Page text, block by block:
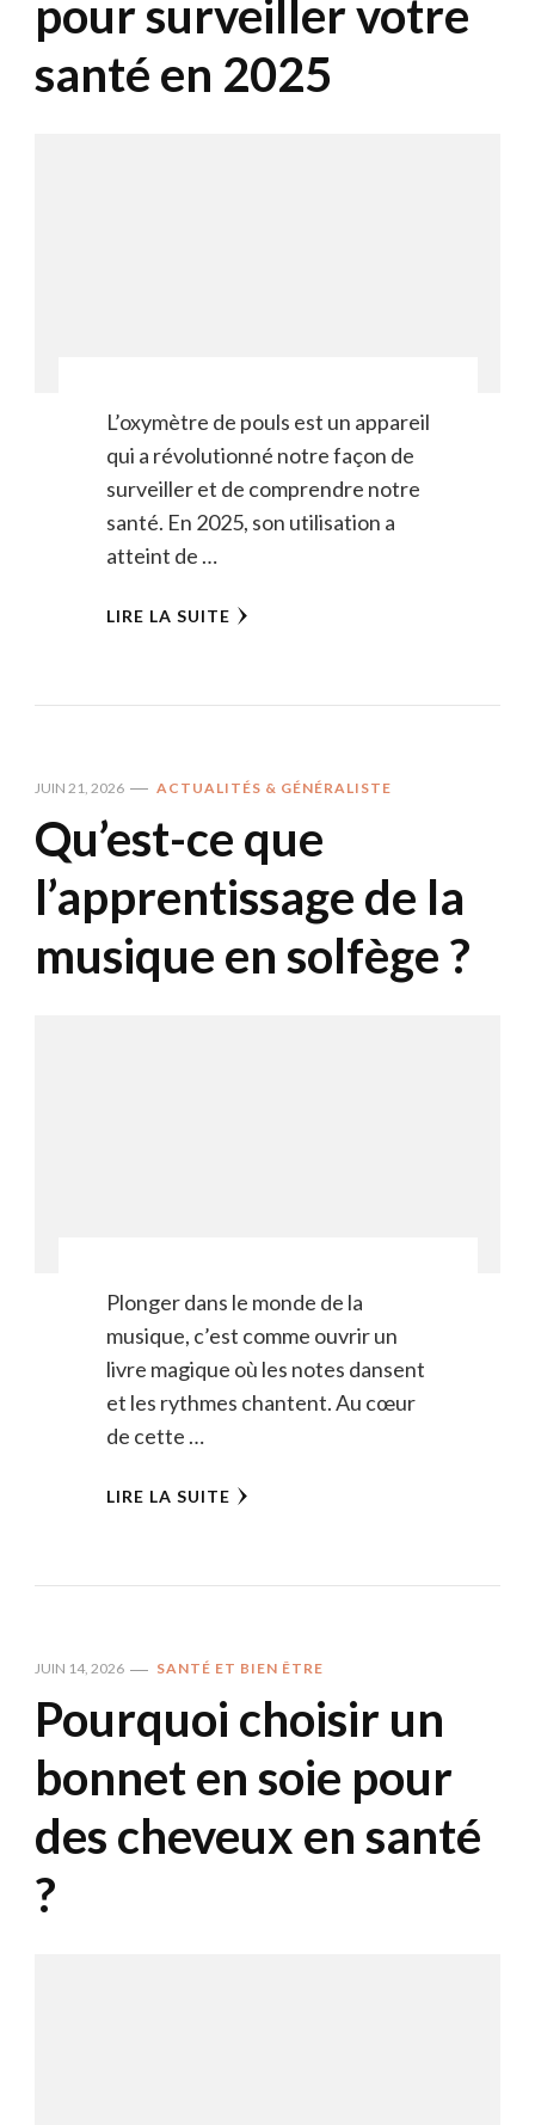
pour surveiller votre
santé en 2025
L’oxymètre de pouls est un appareil
qui a révolutionné notre façon de
surveiller et de comprendre notre
santé. En 2025, son utilisation a
atteint de …
LIRE LA SUITE
JUIN 21, 2026 ACTUALITÉS & GÉNÉRALISTE
Qu’est-ce que
l’apprentissage de la
musique en solfège ?
Plonger dans le monde de la
musique, c’est comme ouvrir un
livre magique où les notes dansent
et les rythmes chantent. Au cœur
de cette …
LIRE LA SUITE
JUIN 14, 2026 SANTÉ ET BIEN ÊTRE
Pourquoi choisir un
bonnet en soie pour
des cheveux en santé
?